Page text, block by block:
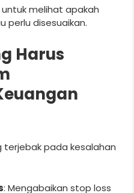
untuk melihat apakah
perlu disesuaikan.
Harus
terjebak pada kesalahan
: Mengabaikan stop loss